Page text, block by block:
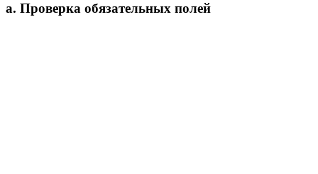
а. Проверка обязательных полей